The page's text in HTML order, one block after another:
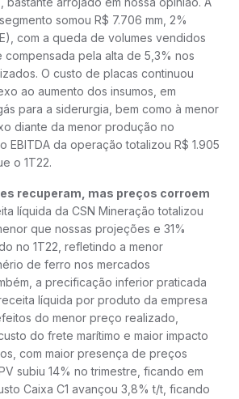
somou R$ 7.706 mm, 2%
com a queda de volumes vendidos
compensada pela alta de 5,3% nos
O custo de placas continuou
ao aumento dos insumos, em
para a siderurgia, bem como à menor
diante da menor produção no
EBITDA da operação totalizou R$ 1.905
o 1T22.
recuperam, mas preços corroem
líquida da CSN Mineração totalizou
que nossas projeções e 31%
no 1T22, refletindo a menor
de ferro nos mercados
a precificação inferior praticada
líquida por produto da empresa
do menor preço realizado,
do frete marítimo e maior impacto
com maior presença de preços
subiu 14% no trimestre, ficando em
Caixa C1 avançou 3,8% t/t, ficando